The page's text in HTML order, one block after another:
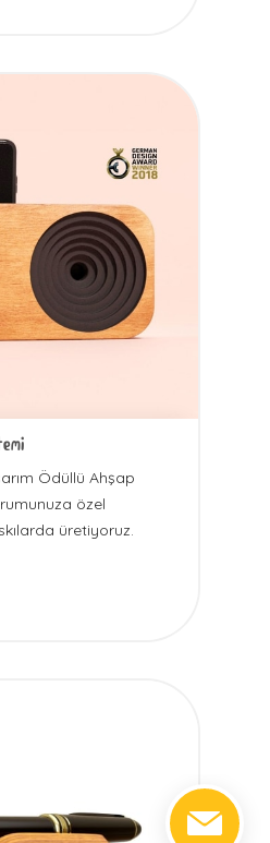
Ödüllü Ahşap
özel
üretiyoruz.